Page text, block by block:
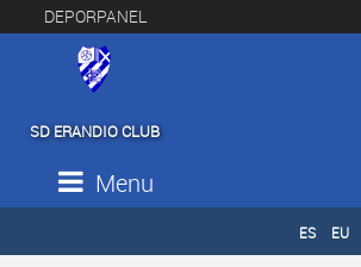
DEPORPANEL
SD ERANDIO CLUB
Menu
ES EU